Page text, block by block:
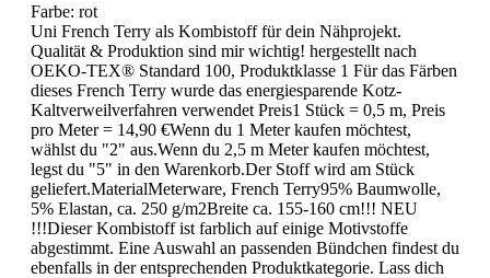
Farbe: rot
Uni French Terry als Kombistoff für dein Nähprojekt.
Qualität & Produktion sind mir wichtig! hergestellt nach
OEKO-TEX® Standard 100, Produktklasse 1 Für das Färben
dieses French Terry wurde das energiesparende Kotz-
Kaltverweilverfahren verwendet Preis1 Stück = 0,5 m, Preis
pro Meter = 14,90 €Wenn du 1 Meter kaufen möchtest,
wählst du "2" aus.Wenn du 2,5 m Meter kaufen möchtest,
legst du "5" in den Warenkorb.Der Stoff wird am Stück
geliefert.MaterialMeterware, French Terry95% Baumwolle,
5% Elastan, ca. 250 g/m2Breite ca. 155-160 cm!!! NEU
!!!Dieser Kombistoff ist farblich auf einige Motivstoffe
abgestimmt. Eine Auswahl an passenden Bündchen findest du
ebenfalls in der entsprechenden Produktkategorie. Lass dich